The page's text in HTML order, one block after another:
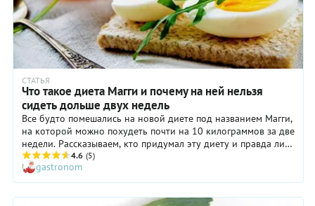
СТАТЬЯ
Что такое диета Магги и почему на ней нельзя
сидеть дольше двух недель
Все будто помешались на новой диете под названием Магги,
на которой можно похудеть почти на 10 килограммов за две
недели. Рассказываем, кто придумал эту диету и правда ли
нужно худеть на бульонных кубиках?
4.6 (5)
gastronom